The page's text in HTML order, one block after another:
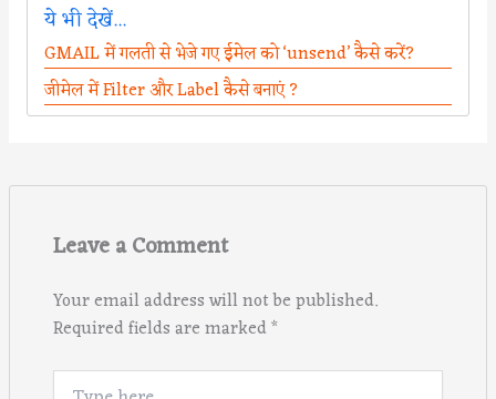
ये भी देखें...
GMAIL में गलती से भेजे गए ईमेल को ‘unsend’ कैसे करें?
जीमेल में Filter और Label कैसे बनाएं ?
Leave a Comment
Your email address will not be published.
Required fields are marked*
Type